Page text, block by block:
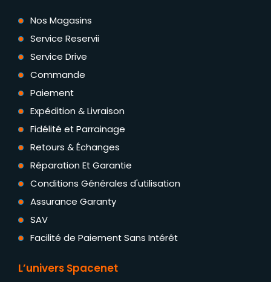
Nos Magasins
Service Reservii
Service Drive
Commande
Paiement
Expédition & Livraison
Fidélité et Parrainage
Retours & Échanges
Réparation Et Garantie
Conditions Générales d'utilisation
Assurance Garanty
SAV
Facilité de Paiement Sans Intérêt
L’univers Spacenet